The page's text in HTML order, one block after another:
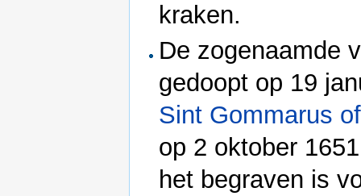
kraken.
De zogenaamde
gedoopt op 19
Sint Gommarus
op 2 oktober
het begraven is